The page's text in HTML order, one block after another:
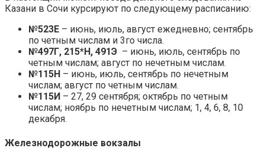
Казани в Сочи курсируют по следующему расписанию:
№523Е – июнь, июль, август ежедневно; сентябрь
по четным числам и 3го числа.
№497Г, 215*Н, 491Э – июнь, июль, сентябрь по
четным числам; август по нечетным числам.
№115Н – июнь, июль, сентябрь по нечетным
числам; август по четным числам.
№115И – 27, 29 сентября; октябрь по четным
числам; ноябрь по нечетным числам; 1, 4, 6, 8, 10
декабря.
Железнодорожные вокзалы